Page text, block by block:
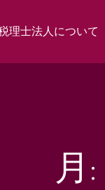
理士法人について
月: